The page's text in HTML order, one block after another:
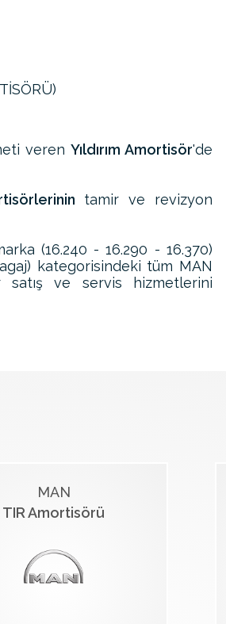
verenYıldırım Amortisör'de
tamir ve revizyon
(16.240 - 16.290 - 16.370)
kategorisindeki tüm MAN
satış ve servis hizmetlerini
MAN
TIR Amortisörü